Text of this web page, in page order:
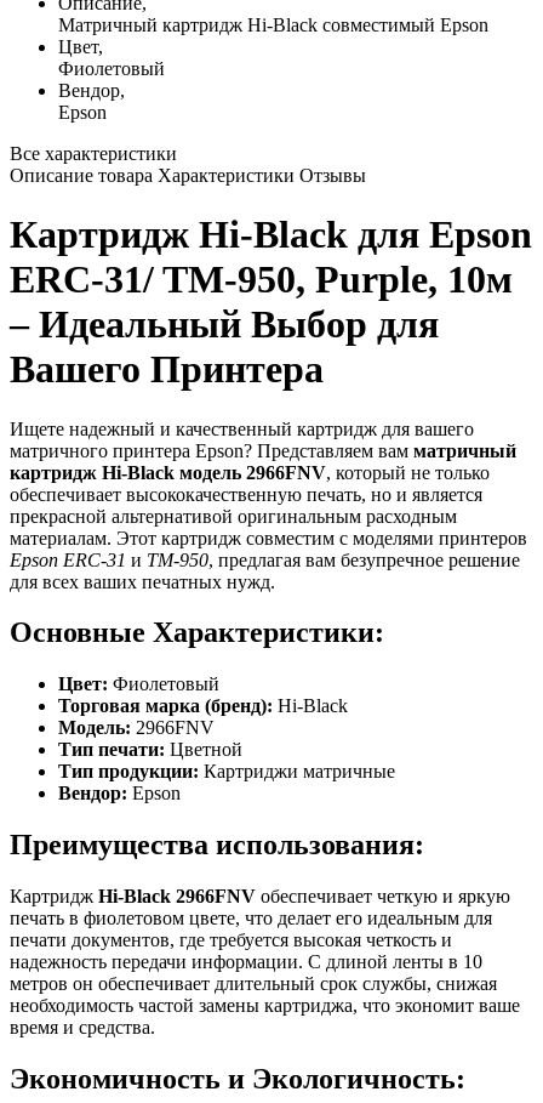
Матричный картридж Hi-Black совместимый Epson
Цвет,
Фиолетовый
Вендор,
Epson
Все характеристики
Описание товара Характеристики Отзывы
Картридж Hi-Black для Epson
ERC-31/ TM-950, Purple, 10м
– Идеальный Выбор для
Вашего Принтера
Ищете надежный и качественный картридж для вашего
матричного принтера Epson? Представляем вам матричный
картридж Hi-Black модель 2966FNV, который не только
обеспечивает высококачественную печать, но и является
прекрасной альтернативой оригинальным расходным
материалам. Этот картридж совместим с моделями принтеров
Epson ERC-31 и TM-950, предлагая вам безупречное решение
для всех ваших печатных нужд.
Основные Характеристики:
Цвет: Фиолетовый
Торговая марка (бренд): Hi-Black
Модель: 2966FNV
Тип печати: Цветной
Тип продукции: Картриджи матричные
Вендор: Epson
Преимущества использования:
Картридж Hi-Black 2966FNV обеспечивает четкую и яркую
печать в фиолетовом цвете, что делает его идеальным для
печати документов, где требуется высокая четкость и
надежность передачи информации. С длиной ленты в 10
метров он обеспечивает длительный срок службы, снижая
необходимость частой замены картриджа, что экономит ваше
время и средства.
Экономичность и Экологичность: